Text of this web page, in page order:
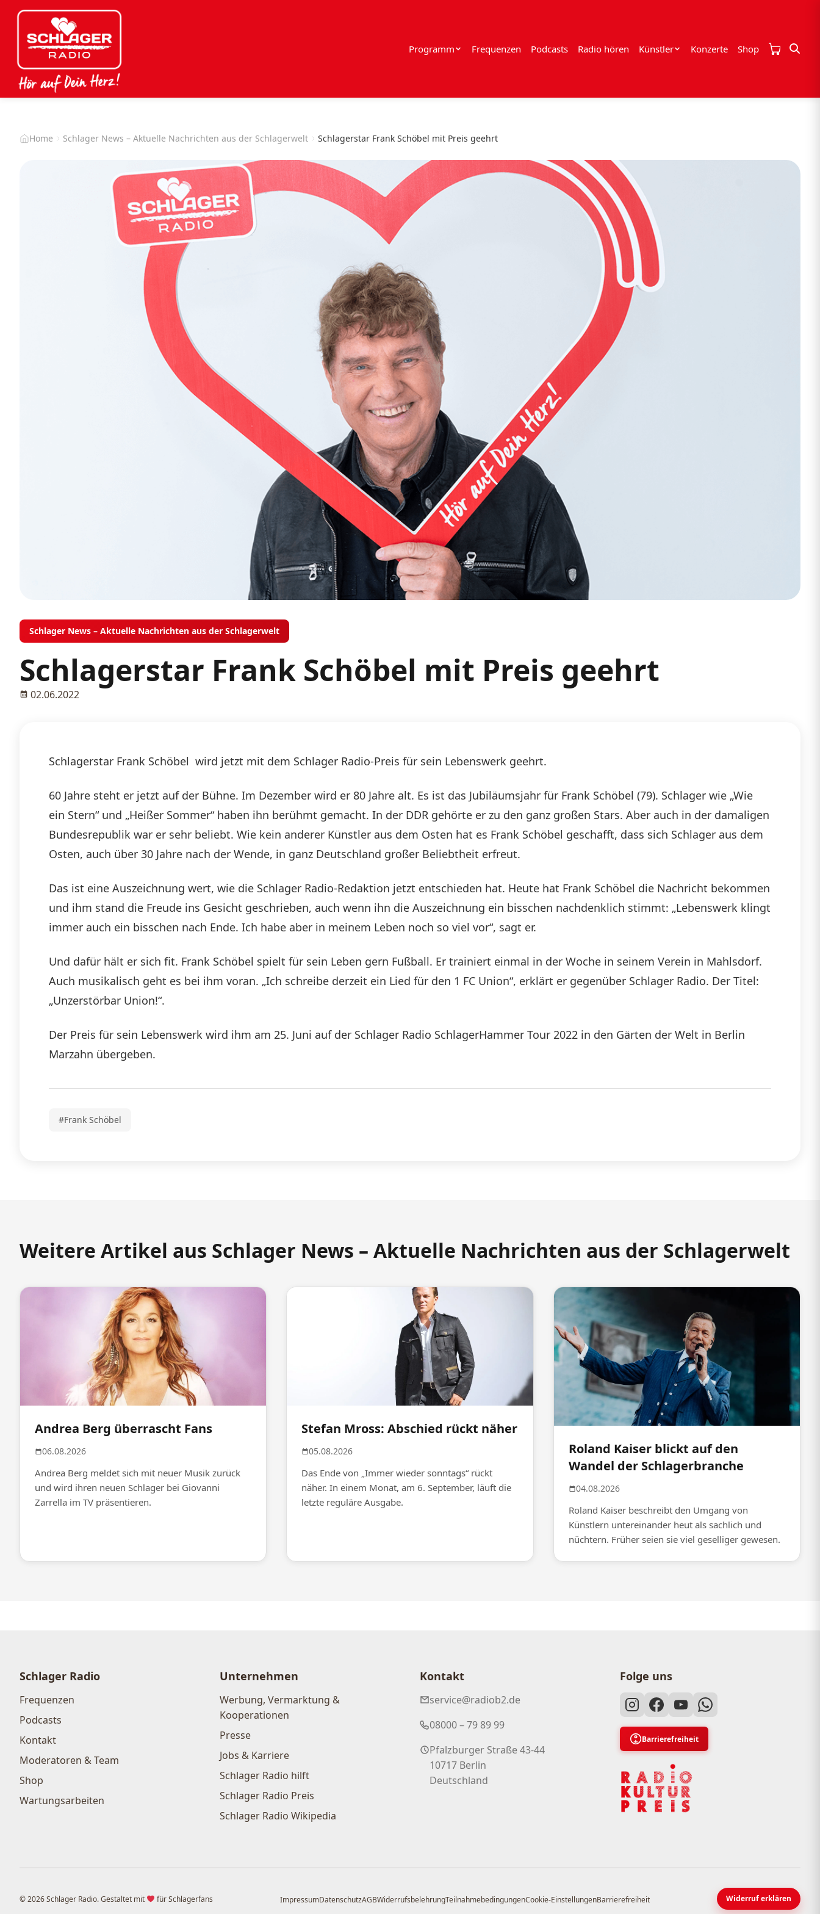
Programm Frequenzen Podcasts Radio hören Künstler Konzerte Shop
Home Schlager News – Aktuelle Nachrichten aus der Schlagerwelt Schlagerstar Frank Schöbel mit Preis geehrt
Schlager News – Aktuelle Nachrichten aus der Schlagerwelt
Schlagerstar Frank Schöbel mit Preis geehrt
02.06.2022
Schlagerstar Frank Schöbel wird jetzt mit dem Schlager Radio-Preis für sein Lebenswerk geehrt.
60 Jahre steht er jetzt auf der Bühne. Im Dezember wird er 80 Jahre alt. Es ist das Jubiläumsjahr für Frank Schöbel (79). Schlager wie „Wie
ein Stern“ und „Heißer Sommer“ haben ihn berühmt gemacht. In der DDR gehörte er zu den ganz großen Stars. Aber auch in der damaligen
Bundesrepublik war er sehr beliebt. Wie kein anderer Künstler aus dem Osten hat es Frank Schöbel geschafft, dass sich Schlager aus dem
Osten, auch über 30 Jahre nach der Wende, in ganz Deutschland großer Beliebtheit erfreut.
Das ist eine Auszeichnung wert, wie die Schlager Radio-Redaktion jetzt entschieden hat. Heute hat Frank Schöbel die Nachricht bekommen
und ihm stand die Freude ins Gesicht geschrieben, auch wenn ihn die Auszeichnung ein bisschen nachdenklich stimmt: „Lebenswerk klingt
immer auch ein bisschen nach Ende. Ich habe aber in meinem Leben noch so viel vor“, sagt er.
Und dafür hält er sich fit. Frank Schöbel spielt für sein Leben gern Fußball. Er trainiert einmal in der Woche in seinem Verein in Mahlsdorf.
Auch musikalisch geht es bei ihm voran. „Ich schreibe derzeit ein Lied für den 1 FC Union“, erklärt er gegenüber Schlager Radio. Der Titel:
„Unzerstörbar Union!“.
Der Preis für sein Lebenswerk wird ihm am 25. Juni auf der Schlager Radio SchlagerHammer Tour 2022 in den Gärten der Welt in Berlin
Marzahn übergeben.
#Frank Schöbel
Weitere Artikel aus Schlager News – Aktuelle Nachrichten aus der Schlagerwelt
Andrea Berg überrascht Fans
06.08.2026
Andrea Berg meldet sich mit neuer Musik zurück
und wird ihren neuen Schlager bei Giovanni
Zarrella im TV präsentieren.
Stefan Mross: Abschied rückt näher
05.08.2026
Das Ende von „Immer wieder sonntags“ rückt
näher. In einem Monat, am 6. September, läuft die
letzte reguläre Ausgabe.
Roland Kaiser blickt auf den
Wandel der Schlagerbranche
04.08.2026
Roland Kaiser beschreibt den Umgang von
Künstlern untereinander heut als sachlich und
nüchtern. Früher seien sie viel geselliger gewesen.
Schlager Radio
Frequenzen
Podcasts
Kontakt
Moderatoren & Team
Shop
Wartungsarbeiten
Unternehmen
Werbung, Vermarktung &
Kooperationen
Presse
Jobs & Karriere
Schlager Radio hilft
Schlager Radio Preis
Schlager Radio Wikipedia
Kontakt
service@radiob2.de
08000 – 79 89 99
Pfalzburger Straße 43-44
10717 Berlin
Deutschland
Folge uns
Barrierefreiheit
© 2026 Schlager Radio. Gestaltet mit für Schlagerfans ImpressumDatenschutzAGBWiderrufsbelehrungTeilnahmebedingungenCookie-EinstellungenBarrierefreiheit Widerruf erklären